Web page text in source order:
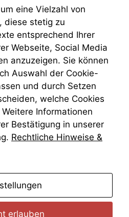
eine Vielzahl von
diese stetig zu
entsprechend Ihrer
Webseite, Social Media
anzuzeigen. Sie können
Auswahl der Cookie-
und durch Setzen
welche Cookies
Informationen
Bestätigung in unserer
Rechtliche Hinweise &
erlauben
Daten auf.
Funktionalität
Einige
Funktionen auf
dieser Website
sind optional.
Wenn Sie
diese Option
deaktivieren,
kann die
Website nicht
Marketing
Wir speichern
anonyme Daten ab,